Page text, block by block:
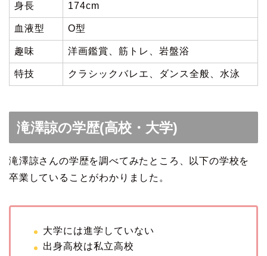
身長 174cm
血液型 O型
趣味 洋画鑑賞、筋トレ、岩盤浴
特技 クラシックバレエ、ダンス全般、水泳
滝澤諒の学歴(高校・大学)
滝澤諒さんの学歴を調べてみたところ、以下の学校を
卒業していることがわかりました。
大学には進学していない
出身高校は私立高校